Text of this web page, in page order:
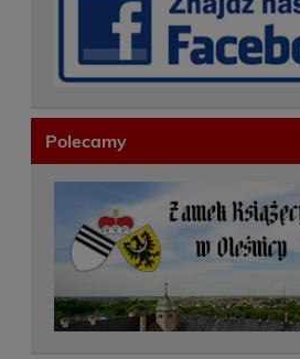
Polecamy